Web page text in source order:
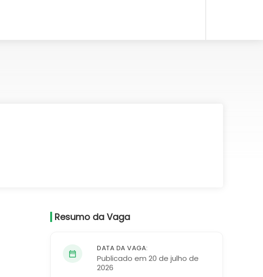
Resumo da Vaga
DATA DA VAGA:
Publicado em 20 de julho de
2026